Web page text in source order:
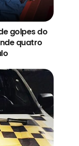
golpes do
quatro